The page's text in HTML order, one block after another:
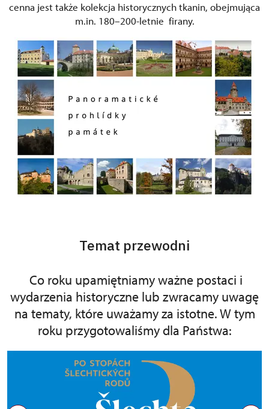
cenna jest także kolekcja historycznych tkanin, obejmująca
m.in. 180–200-letnie firany.
Temat przewodni
Co roku upamiętniamy ważne postaci i
wydarzenia historyczne lub zwracamy uwagę
na tematy, które uważamy za istotne. W tym
roku przygotowaliśmy dla Państwa: